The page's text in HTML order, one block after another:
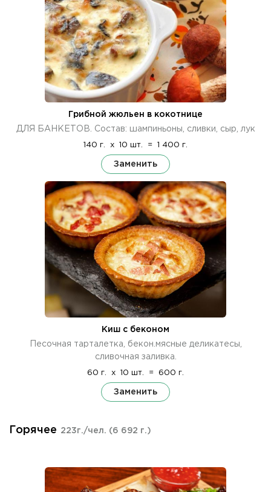
Грибной жюльен в кокотнице
ДЛЯ БАНКЕТОВ. Состав: шампиньоны, сливки, сыр, лук
140 г. x 10 шт. = 1 400 г.
Заменить
Киш с беконом
Песочная тарталетка, бекон.мясные деликатесы,
сливочная заливка.
60 г. x 10 шт. = 600 г.
Заменить
Горячее 223г./чел. (6 692 г.)